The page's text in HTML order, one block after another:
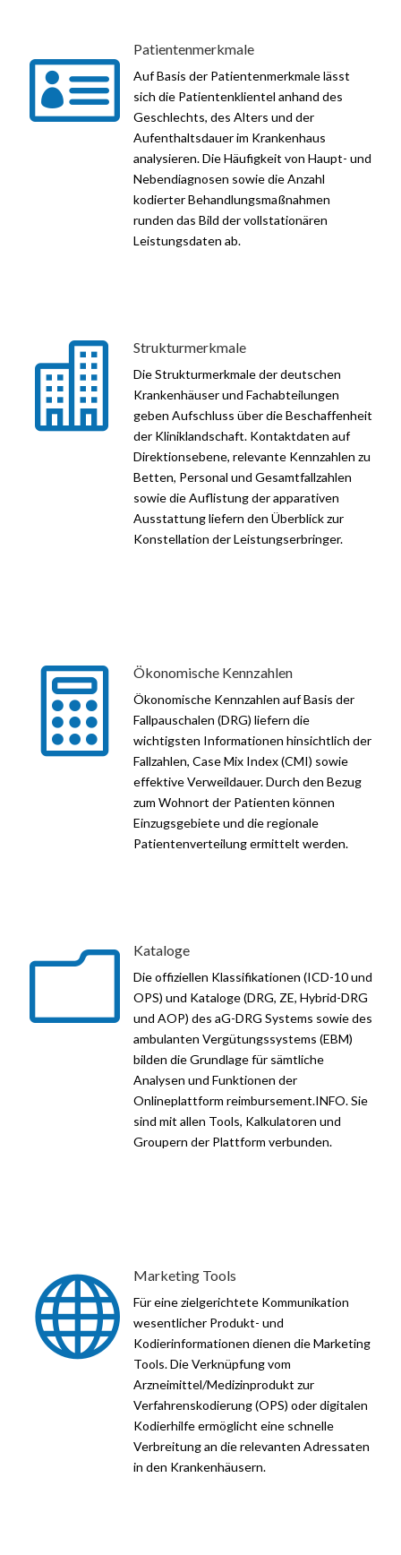
 Patientenmerkmale
Auf Basis der Patientenmerkmale lässt
sich die Patientenklientel anhand des
Geschlechts, des Alters und der
Aufenthaltsdauer im Krankenhaus
analysieren. Die Häufigkeit von Haupt- und
Nebendiagnosen sowie die Anzahl
kodierter Behandlungsmaßnahmen
runden das Bild der vollstationären
Leistungsdaten ab.
 Strukturmerkmale
Die Strukturmerkmale der deutschen
Krankenhäuser und Fachabteilungen
geben Aufschluss über die Beschaffenheit
der Kliniklandschaft. Kontaktdaten auf
Direktionsebene, relevante Kennzahlen zu
Betten, Personal und Gesamtfallzahlen
sowie die Auflistung der apparativen
Ausstattung liefern den Überblick zur
Konstellation der Leistungserbringer.
 Ökonomische Kennzahlen
Ökonomische Kennzahlen auf Basis der
Fallpauschalen (DRG) liefern die
wichtigsten Informationen hinsichtlich der
Fallzahlen, Case Mix Index (CMI) sowie
effektive Verweildauer. Durch den Bezug
zum Wohnort der Patienten können
Einzugsgebiete und die regionale
Patientenverteilung ermittelt werden.
m Kataloge
Die offiziellen Klassifikationen (ICD-10 und
OPS) und Kataloge (DRG, ZE, Hybrid-DRG
und AOP) des aG-DRG Systems sowie des
ambulanten Vergütungssystems (EBM)
bilden die Grundlage für sämtliche
Analysen und Funktionen der
Onlineplattform reimbursement.INFO. Sie
sind mit allen Tools, Kalkulatoren und
Groupern der Plattform verbunden.
 Marketing Tools
Für eine zielgerichtete Kommunikation
wesentlicher Produkt- und
Kodierinformationen dienen die Marketing
Tools. Die Verknüpfung vom
Arzneimittel/Medizinprodukt zur
Verfahrenskodierung (OPS) oder digitalen
Kodierhilfe ermöglicht eine schnelle
Verbreitung an die relevanten Adressaten
in den Krankenhäusern.